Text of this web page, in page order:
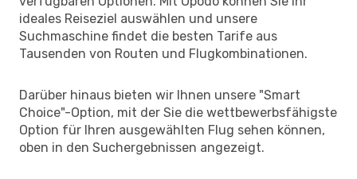
ideales Reiseziel auswählen und unsere
Suchmaschine findet die besten Tarife aus
Tausenden von Routen und Flugkombinationen.
Darüber hinaus bieten wir Ihnen unsere "Smart
Choice"-Option, mit der Sie die wettbewerbsfähigste
Option für Ihren ausgewählten Flug sehen können,
oben in den Suchergebnissen angezeigt.